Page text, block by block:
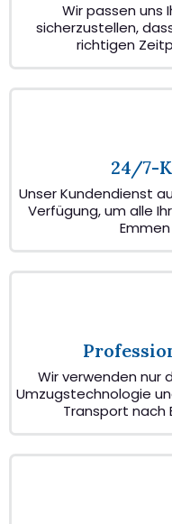
Wir passen uns
sicherzustellen,
richtigen
24/7-
Unser Kundendienst
Verfügung, um alle
Wir verwenden
Umzugstechnologie
Transport nach